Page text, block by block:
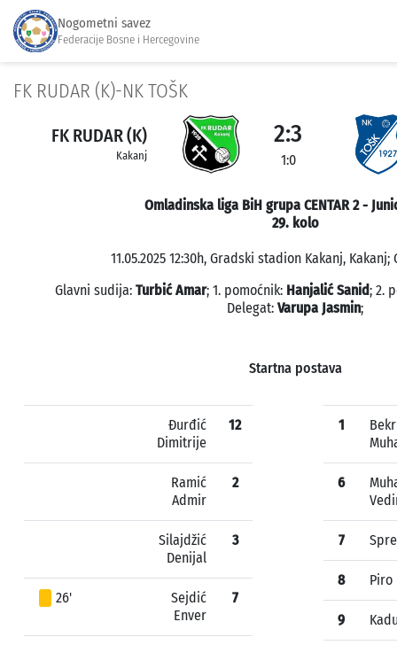
Nogometni savez
Federacije Bosne i Hercegovine
FK RUDAR (K)-NK TOŠK
FK RUDAR (K)
Kakanj
2:3
1:0
Omladinska liga BiH grupa CENTAR 2 -
29. kolo
11.05.2025 12:30h, Gradski stadion Kakanj, Kakanj;
Glavni sudija: Turbić Amar; 1. pomoćnik: Hanjalić Sanid; 2.
Delegat: Varupa Jasmin;
Startna postava
Đurđić
Dimitrije
12
Ramić
Admir
2
Silajdžić
Denijal
3
26'
Sejdić
Enver
7
1
6
7
8 Piro
9